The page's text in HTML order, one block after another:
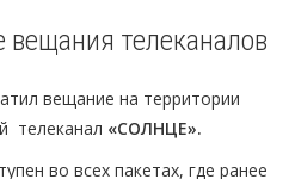
вещания телеканалов
вещание на территории
телеканал «СОЛНЦЕ».
во всех пакетах, где ранее